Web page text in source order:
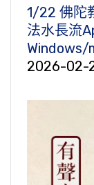
1/22 佛陀
法水長流
Windows/
2026-02-